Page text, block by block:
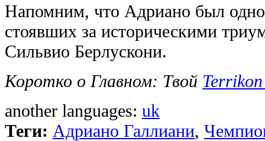
Напомним, что Адриано был
стоявших за историческими
Сильвио Берлускони.
Коротко о Главном: Твой
another languages: uk
Теги: Адриано Галлиани,